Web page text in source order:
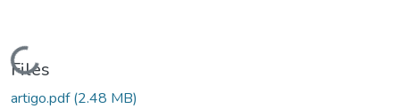
Loading...
Files
artigo.pdf(2.48 MB)